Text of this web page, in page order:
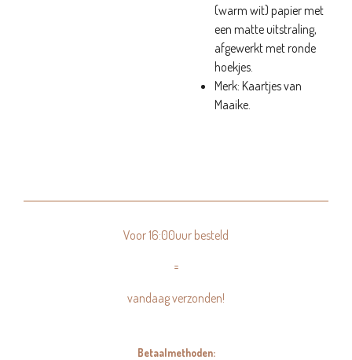
(warm wit) papier met
een matte uitstraling,
afgewerkt met ronde
hoekjes.
Merk: Kaartjes van
Maaike.
Voor 16:00uur besteld
=
vandaag verzonden!
Betaalmethoden: